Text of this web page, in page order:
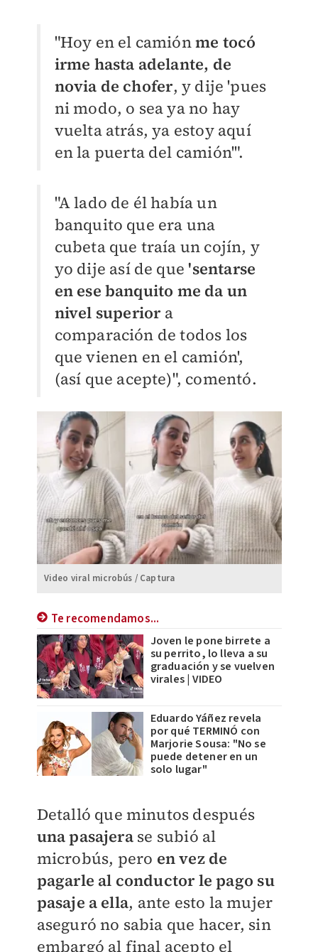
"Hoy en el camiónme tocó
irme hasta adelante, de
novia de chofer, y dije 'pues
ni modo, o sea ya no hay
vuelta atrás, ya estoy aquí
en la puerta del camión'".
"A lado de él había un
banquito que era una
cubeta que traía un cojín, y
yo dije así de que'sentarse
en ese banquito me da un
nivel superiora
comparación de todos los
que vienen en el camión',
(así que acepte)", comentó.
Video viral microbús / Captura
Te recomendamos...
Joven le pone birrete a
su perrito, lo lleva a su
graduación y se vuelven
virales | VIDEO
Eduardo Yáñez revela
por qué TERMINÓ con
Marjorie Sousa: "No se
puede detener en un
solo lugar"
Detalló que minutos después
una pasajerase subió al
microbús, pero en vez de
pagarle al conductor le pago su
pasaje a ella, ante esto la mujer
aseguró no sabia que hacer, sin
embargó al final acepto el